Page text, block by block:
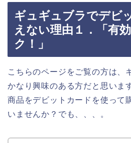
ギュギュブラでデビ
えない理由１．「有
ク！」
こちらのページをご覧の方は、
かなり興味のある方だと思いま
商品をデビットカードを使って
いませんか？でも、、、。